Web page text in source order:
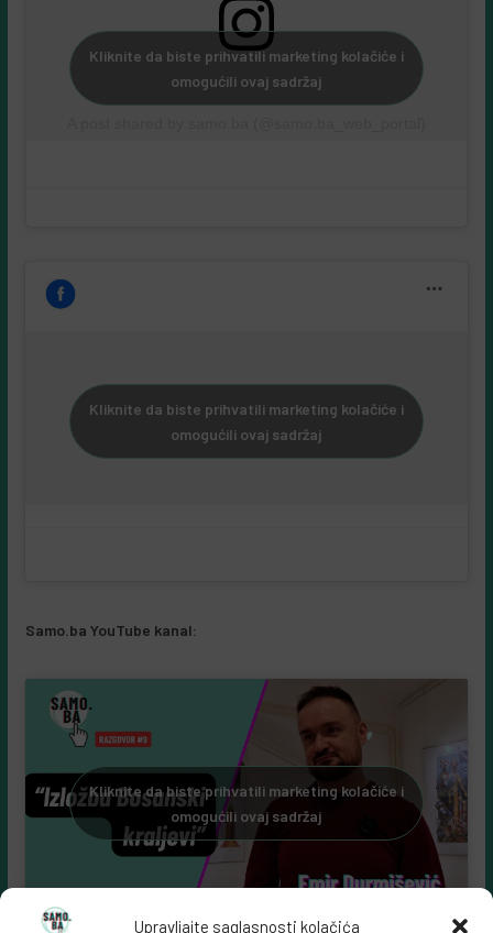
Upravljajte saglasnosti kolačića
Samo.ba YouTube kanal:
Kliknite da biste prihvatili marketing kolačiće i